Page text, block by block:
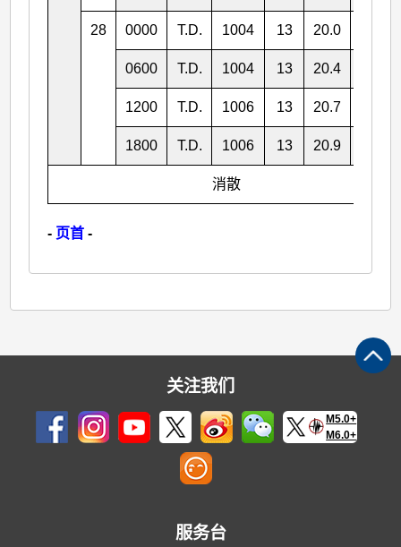
28 0000 T.D. 1004 13 20.0
0600 T.D. 1004 13 20.4
1200 T.D. 1006 13 20.7
1800 T.D. 1006 13 20.9
消散
- 页首 -
关注我们
M5.0+
M6.0+
服务台